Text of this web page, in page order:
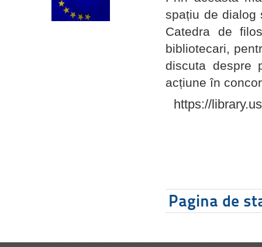
spațiu de dialog
Catedra de
bibliotecari,
discuta despre
acțiune în
https://
Pagina de